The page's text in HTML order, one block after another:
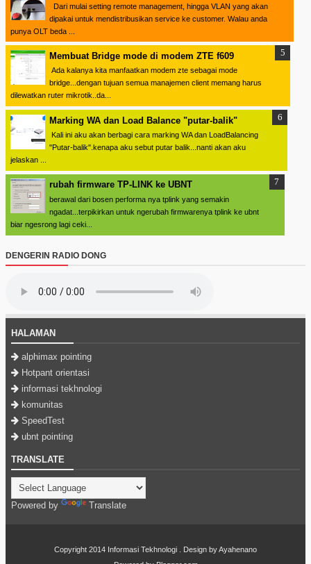
Dari mulai setting remote management, hingga VLAN yang akan
dipakai untuk mendistribusikan service ke customer. Walau anda
punya OLT beda ...
Membuat Bridge mode di modem ZTE f609
Ada kalanya kita manfaatkan modem zte sebagai mode
bridge...dengan tujuan semua manajemen client memang harus
dilewatkan ruter mikrotik..da...
Marking WA dan Load Balance "putar-balik"
Kali ini aku akan berbagi cara marking WA dan LoadBalancing
"Putar-balik".kenapa aku sebut putar balik...nanti akan aku
jelaskan ...
rubah firmware TP-LINK ke UBNT
berawal dari bosen performa nya tplink yang semakin
ngadat...terpikirkan untuk ngerubah firmwarenya tplink ke ubnt
biar ngesrong lagi ceki...
DENGERIN RADIO DONG
HALAMAN
alphimax pointing
Hotpant orientasi
informasi tekhnologi
komunitas
SpeedTest
ubnt pointing
TRANSLATE
Powered by Translate
Copyright 2014 Informasi Tekhnologi . Design byAyahenano